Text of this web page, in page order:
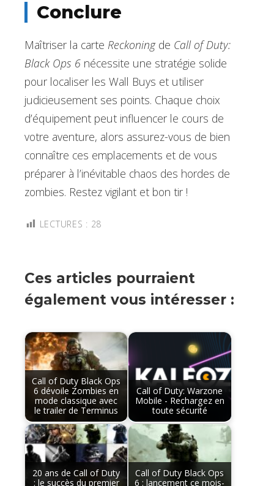
Conclure
Maîtriser la carte Reckoningde Call of Duty:
Black Ops 6 nécessite une stratégie solide
pour localiser les Wall Buys et utiliser
judicieusement ses points. Chaque choix
d’équipement peut influencer le cours de
votre aventure, alors assurez-vous de bien
connaître ces emplacements et de vous
préparer à l’inévitable chaos des hordes de
zombies. Restez vigilant et bon tir !
LECTURES : 28
Ces articles pourraient
également vous intéresser :
Call of Duty Black Ops
6 dévoile Zombies en
mode classique avec
le trailer de Terminus
Call of Duty: Warzone
Mobile - Rechargez en
toute sécurité
20 ans de Call of Duty
: le succès du premier
Call of Duty Black Ops
6 : lancement ce mois-